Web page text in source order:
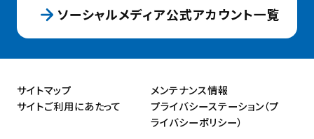
ソーシャルメディア公式アカウント一覧
サイトマップ
メンテナンス情報
サイトご利用にあたって
プライバシーステーション（プ
ライバシーポリシー）